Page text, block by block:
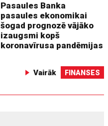
Pasaules Banka
pasaules ekonomikai
šogad prognozē vājāko
izaugsmi kopš
koronavīrusa pandēmijas
Vairāk FINANSES